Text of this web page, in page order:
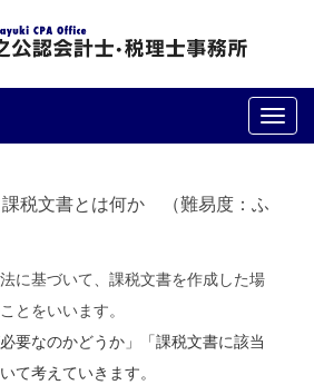
ナ
ビ
税文書とは何か （難易度：ふ
に基づいて、課税文書を作成した場
とをいいます。
要なのかどうか」「課税文書に該当
て考えていきます。